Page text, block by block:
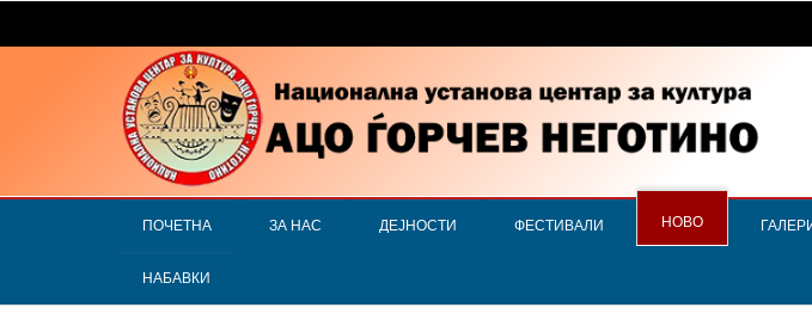
ПОЧЕТНА ЗА НАС ДЕЈНОСТИ ФЕСТИВАЛИ НОВО
НАБАВКИ